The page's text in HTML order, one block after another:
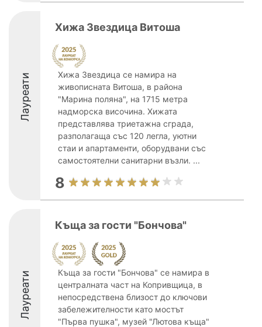
Лауреати
Хижа Звездица Витоша
Хижа Звездица се намира на
живописната Витоша, в района
"Марина поляна", на 1715 метра
надморска височина. Хижата
представлява триетажна сграда,
разполагаща със 120 легла, уютни
стаи и апартаменти, оборудвани със
самостоятелни санитарни възли. ...
8
Лауреати
Къща за гости "Бончова"
Къща за гости "Бончова" се намира в
централната част на Копривщица, в
непосредствена близост до ключови
забележителности като мостът
"Първа пушка", музей "Лютова къща"